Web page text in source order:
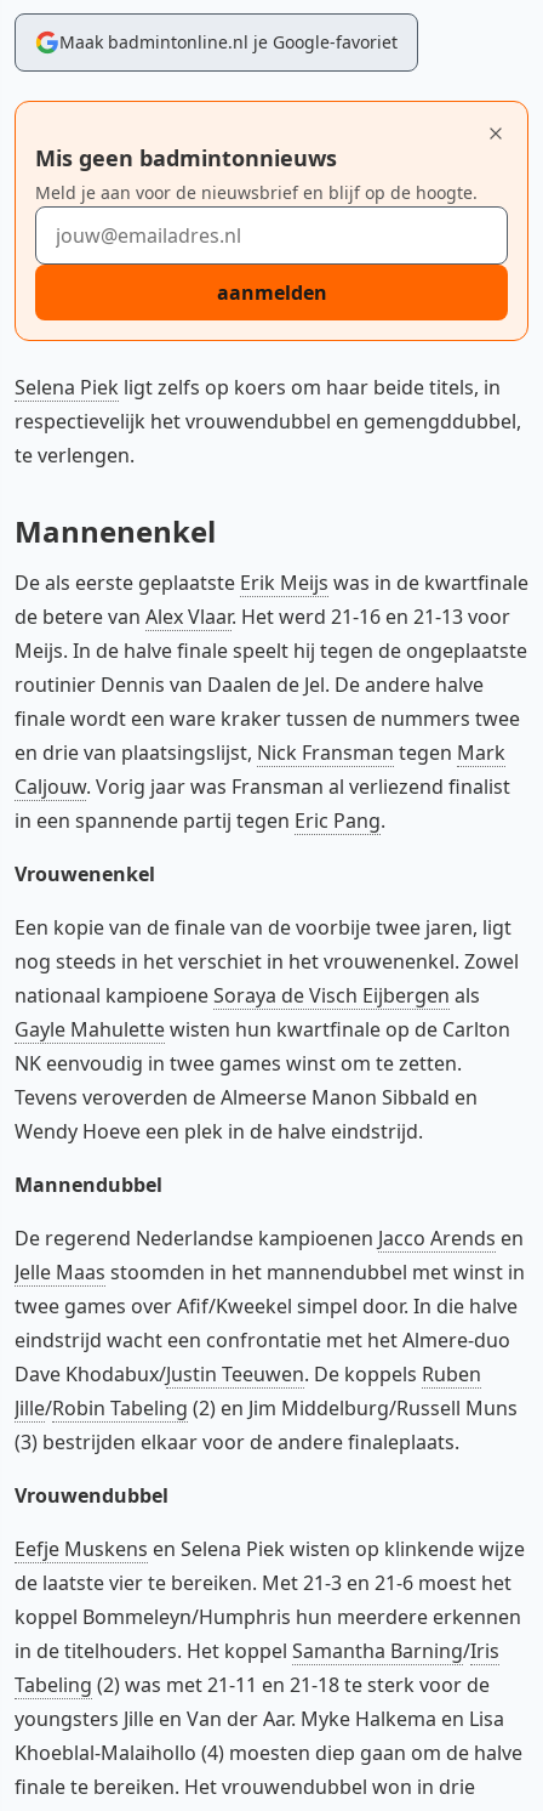
Maak badmintonline.nl je Google-favoriet
Mis geen badmintonnieuws
Meld je aan voor de nieuwsbrief en blijf op de hoogte.
E-mailadres
aanmelden
Selena Piek ligt zelfs op koers om haar beide titels, in
respectievelijk het vrouwendubbel en gemengddubbel,
te verlengen.
Mannenenkel
De als eerste geplaatste Erik Meijs was in de kwartfinale
de betere van Alex Vlaar. Het werd 21-16 en 21-13 voor
Meijs. In de halve finale speelt hij tegen de ongeplaatste
routinier Dennis van Daalen de Jel. De andere halve
finale wordt een ware kraker tussen de nummers twee
en drie van plaatsingslijst, Nick Fransman tegen Mark
Caljouw. Vorig jaar was Fransman al verliezend finalist
in een spannende partij tegen Eric Pang.
Vrouwenenkel
Een kopie van de finale van de voorbije twee jaren, ligt
nog steeds in het verschiet in het vrouwenenkel. Zowel
nationaal kampioeneSoraya de Visch Eijbergen als
Gayle Mahulettewisten hun kwartfinale op de Carlton
NK eenvoudig in twee games winst om te zetten.
Tevens veroverden de Almeerse Manon Sibbald en
Wendy Hoeve een plek in de halve eindstrijd.
Mannendubbel
De regerend Nederlandse kampioenen Jacco Arends en
Jelle Maas stoomden in het mannendubbel met winst in
twee games over Afif/Kweekel simpel door. In die halve
eindstrijd wacht een confrontatie met het Almere-duo
Dave Khodabux/Justin Teeuwen. De koppels Ruben
Jille/Robin Tabeling (2) en Jim Middelburg/Russell Muns
(3) bestrijden elkaar voor de andere finaleplaats.
Vrouwendubbel
Eefje Muskens en Selena Piek wisten op klinkende wijze
de laatste vier te bereiken. Met 21-3 en 21-6 moest het
koppel Bommeleyn/Humphris hun meerdere erkennen
in de titelhouders. Het koppel Samantha Barning/Iris
Tabeling (2) was met 21-11 en 21-18 te sterk voor de
youngsters Jille en Van der Aar. Myke Halkema en Lisa
Khoeblal-Malaihollo (4) moesten diep gaan om de halve
finale te bereiken. Het vrouwendubbel won in drie